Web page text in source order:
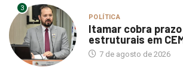
3
POLÍTICA
Itamar cobra
estruturais em
7 de agosto de 2026